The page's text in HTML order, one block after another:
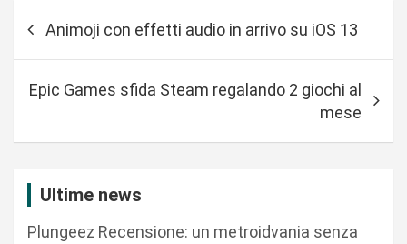
Animoji con effetti audio in arrivo su iOS 13
Epic Games sfida Steam regalando 2 giochi al
mese
Ultime news
Plungeez Recensione: un metroidvania senza